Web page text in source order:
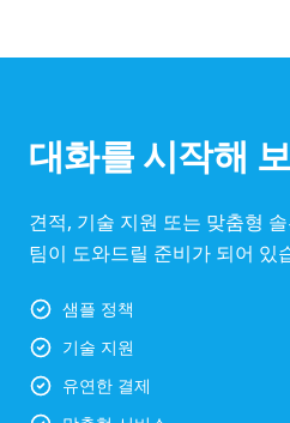
대화를 시작해
견적, 기술 지원 또는 맞춤형
팀이 도와드릴 준비가 되어 있
샘플 정책
기술 지원
유연한 결제